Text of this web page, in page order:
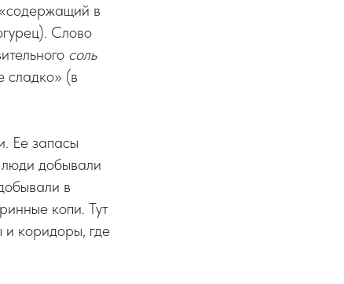
в
Слово
соль
сладко» (в
Ее запасы
добывали
в
копи. Тут
и коридоры, где